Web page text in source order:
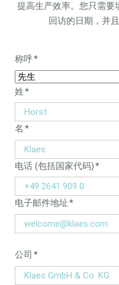
提高生产效率。您只需要
回访的日期，并
Mandatory
field
称呼*
Mandatory
field
姓*
Mandatory
field
名 *
Mandatory
field
电话 (包括国家代码)*
Mandatory
field
电子邮件地址*
Mandatory
field
公司 *